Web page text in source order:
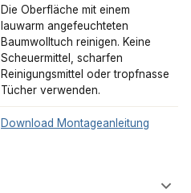
Die Oberfläche mit einem
lauwarm angefeuchteten
Baumwolltuch reinigen. Keine
Scheuermittel, scharfen
Reinigungsmittel oder tropfnasse
Tücher verwenden.
Download Montageanleitung